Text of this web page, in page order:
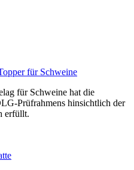
für Schweine
für Schweine hat die
Prüfrahmens hinsichtlich der
erfüllt.